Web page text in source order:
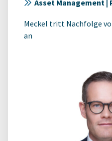
Asset Management |
Meckel tritt Nachfolge
an